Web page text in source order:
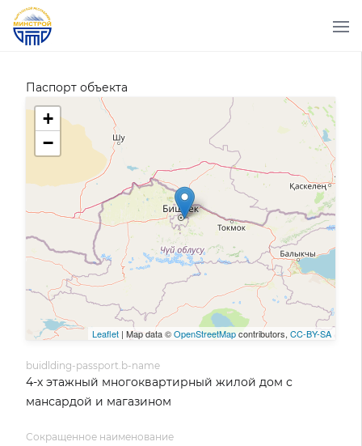
Паспорт объекта
+
−
Leaflet | Map data ©OpenStreetMapcontributors, CC-BY-SA
buidlding-passport.b-name
4-х этажный многоквартирный жилой дом с
мансардой и магазином
Сокращенное наименование